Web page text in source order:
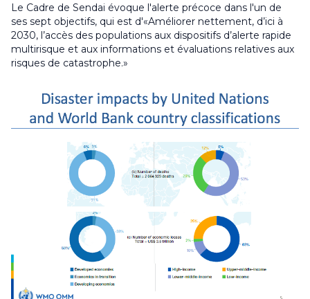
Le Cadre de Sendai évoque l'alerte précoce dans l'un de
ses sept objectifs, qui est d'«Améliorer nettement, d’ici à
2030, l’accès des populations aux dispositifs d’alerte rapide
multirisque et aux informations et évaluations relatives aux
risques de catastrophe.»